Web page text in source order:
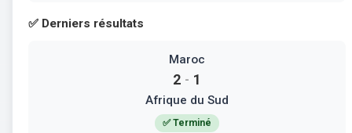
✅ Derniers résultats
Maroc
2 - 1
Afrique du Sud
✅ Terminé